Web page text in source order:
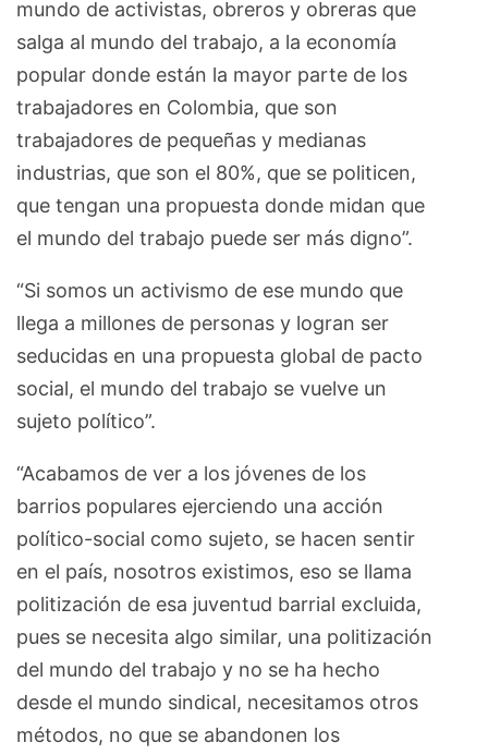
mundo de activistas, obreros y obreras que
salga al mundo del trabajo, a la economía
popular donde están la mayor parte de los
trabajadores en Colombia, que son
trabajadores de pequeñas y medianas
industrias, que son el 80%, que se politicen,
que tengan una propuesta donde midan que
el mundo del trabajo puede ser más digno”.
“Si somos un activismo de ese mundo que
llega a millones de personas y logran ser
seducidas en una propuesta global de pacto
social, el mundo del trabajo se vuelve un
sujeto político”.
“Acabamos de ver a los jóvenes de los
barrios populares ejerciendo una acción
político-social como sujeto, se hacen sentir
en el país, nosotros existimos, eso se llama
politización de esa juventud barrial excluida,
pues se necesita algo similar, una politización
del mundo del trabajo y no se ha hecho
desde el mundo sindical, necesitamos otros
métodos, no que se abandonen los